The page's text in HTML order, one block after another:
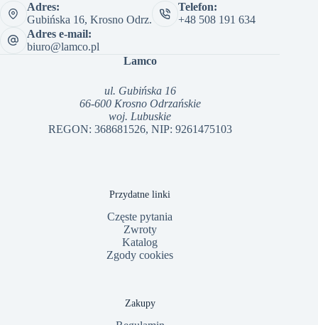
Adres:
Gubińska 16, Krosno Odrz.
Telefon:
+48 508 191 634
Adres e-mail:
biuro@lamco.pl
Lamco
ul. Gubińska 16
66-600 Krosno Odrzańskie
woj. Lubuskie
REGON: 368681526, NIP: 9261475103
Przydatne linki
Częste pytania
Zwroty
Katalog
Zgody cookies
Zakupy